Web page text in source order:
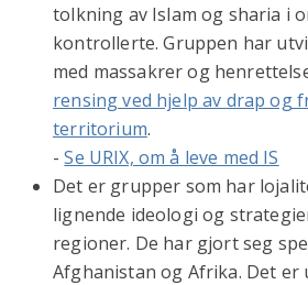
tolkning av Islam og sharia i
kontrollerte. Gruppen har
med massakrer og
rensing ved hjelp av drap og
territorium.
-Se URIX, om å leve med IS
Det er grupper som har
lignende ideologi og
regioner. De har gjort seg
Afghanistan og Afrika. Det er